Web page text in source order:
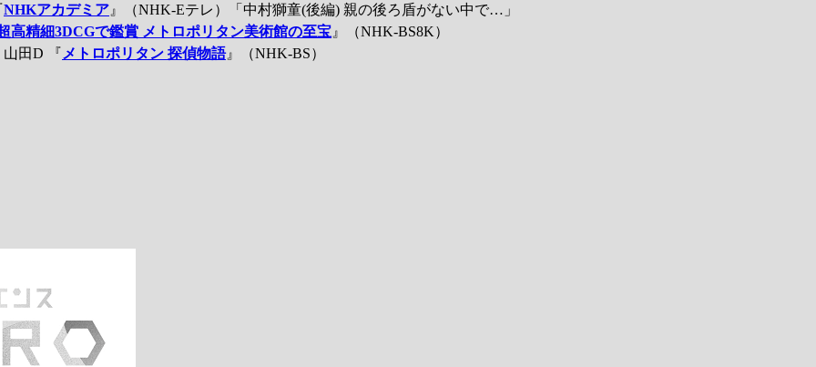
NHKアカデミア 』（NHK-Eテレ）「中村獅童(後編) 親の後ろ盾がない中で…」
高精細3DCGで鑑賞 メトロポリタン美術館の至宝 』（NHK-BS8K）
田D 『 メトロポリタン 探偵物語』（NHK-BS）